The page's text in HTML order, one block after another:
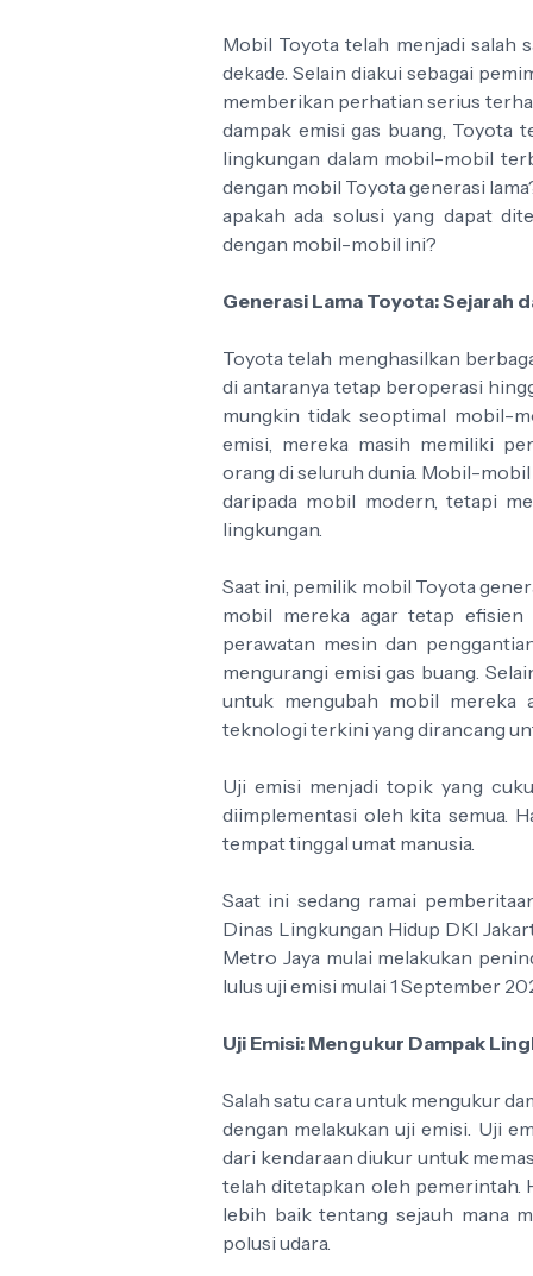
Mobil Toyota telah menjadi salah
dekade. Selain diakui sebagai
memberikan perhatian serius
dampak emisi gas buang, Toyota
lingkungan dalam mobil-mobil
dengan mobil Toyota generasi
apakah ada solusi yang dapat
dengan mobil-mobil ini?
Generasi Lama Toyota: Sejarah
Toyota telah menghasilkan
di antaranya tetap beroperasi
mungkin tidak seoptimal mobil-
emisi, mereka masih memiliki
orang di seluruh dunia. Mobil-
daripada mobil modern, tetapi
lingkungan.
Saat ini, pemilik mobil Toyota
mobil mereka agar tetap efisien
perawatan mesin dan
mengurangi emisi gas buang.
untuk mengubah mobil mereka
teknologi terkini yang dirancang
Uji emisi menjadi topik yang
diimplementasi oleh kita semua.
tempat tinggal umat manusia.
Saat ini sedang ramai
Dinas Lingkungan Hidup DKI
Metro Jaya mulai melakukan
lulus uji emisi mulai 1 September
Uji Emisi: Mengukur Dampak
Salah satu cara untuk mengukur
dengan melakukan uji emisi. Uji
dari kendaraan diukur untuk
telah ditetapkan oleh pemerintah.
lebih baik tentang sejauh mana
polusi udara.